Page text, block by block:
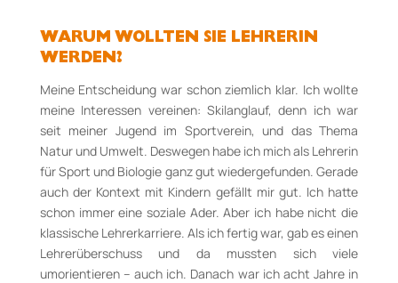
WARUM WOLLTEN SIE LEHRERIN
WERDEN?
Meine Entscheidung war schon ziemlich klar. Ich wollte
meine Interessen vereinen: Skilanglauf, denn ich war
seit meiner Jugend im Sportverein, und das Thema
Natur und Umwelt. Deswegen habe ich mich als Lehrerin
für Sport und Biologie ganz gut wiedergefunden. Gerade
auch der Kontext mit Kindern gefällt mir gut. Ich hatte
schon immer eine soziale Ader. Aber ich habe nicht die
klassische Lehrerkarriere. Als ich fertig war, gab es einen
Lehrerüberschuss und da mussten sich viele
umorientieren – auch ich. Danach war ich acht Jahre in